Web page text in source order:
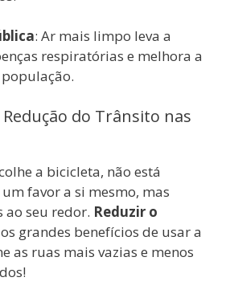
: Ar mais limpo leva a
respiratórias e melhora a
Redução do Trânsito nas
a bicicleta, não está
favor a si mesmo, mas
seu redor. Reduzir o
grandes benefícios de usar a
as ruas mais vazias e menos